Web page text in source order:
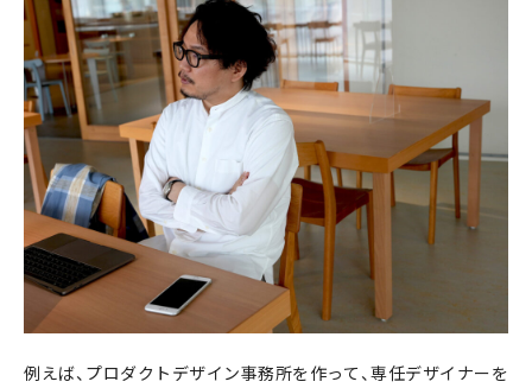
例えば、プロダクトデザイン事務所を作って、専任デザイナーを